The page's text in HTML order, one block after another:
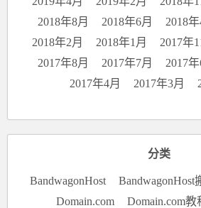
2018年8月
2018年6月 2018年
2018年2月
2018年1月 2017年
2017年8月
2017年7月 2017年
2017年4月
2017年3月
分类
BandwagonHost BandwagonHost
Domain.com
Domain.com教